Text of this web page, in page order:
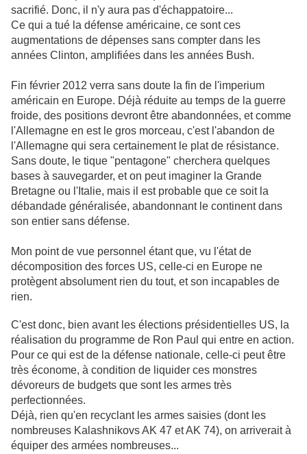
sacrifié. Donc, il n'y aura pas d'échappatoire...
Ce qui a tué la défense américaine, ce sont ces
augmentations de dépenses sans compter dans les
années Clinton, amplifiées dans les années Bush.
Fin février 2012 verra sans doute la fin de l'imperium
américain en Europe. Déjà réduite au temps de la guerre
froide, des positions devront être abandonnées, et comme
l'Allemagne en est le gros morceau, c'est l'abandon de
l'Allemagne qui sera certainement le plat de résistance.
Sans doute, le tique "pentagone" cherchera quelques
bases à sauvegarder, et on peut imaginer la Grande
Bretagne ou l'Italie, mais il est probable que ce soit la
débandade généralisée, abandonnant le continent dans
son entier sans défense.
Mon point de vue personnel étant que, vu l'état de
décomposition des forces US, celle-ci en Europe ne
protègent absolument rien du tout, et son incapables de
rien.
C'est donc, bien avant les élections présidentielles US, la
réalisation du programme de Ron Paul qui entre en action.
Pour ce qui est de la défense nationale, celle-ci peut être
très économe, à condition de liquider ces monstres
dévoreurs de budgets que sont les armes très
perfectionnées.
Déjà, rien qu'en recyclant les armes saisies (dont les
nombreuses Kalashnikovs AK 47 et AK 74), on arriverait à
équiper des armées nombreuses...